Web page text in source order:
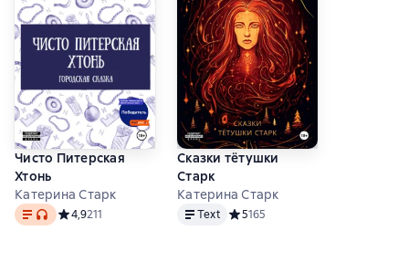
Чисто Питерская
Хтонь
Катерина Старк
Text, audio format available
Средний рейтинг 4,9 на основе 211 оценок
4,9211
Сказки тётушки
Старк
Катерина Старк
TextText Средний рейтинг 5 на основе
5165